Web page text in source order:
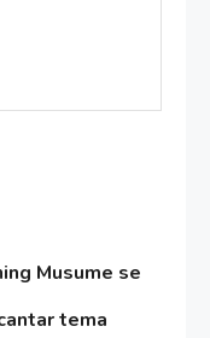
Musume se
tema